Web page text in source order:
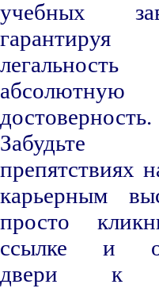
учебных
абсолютную
достоверность.
препятствиях
карьерным
просто
ссылке и
двери к